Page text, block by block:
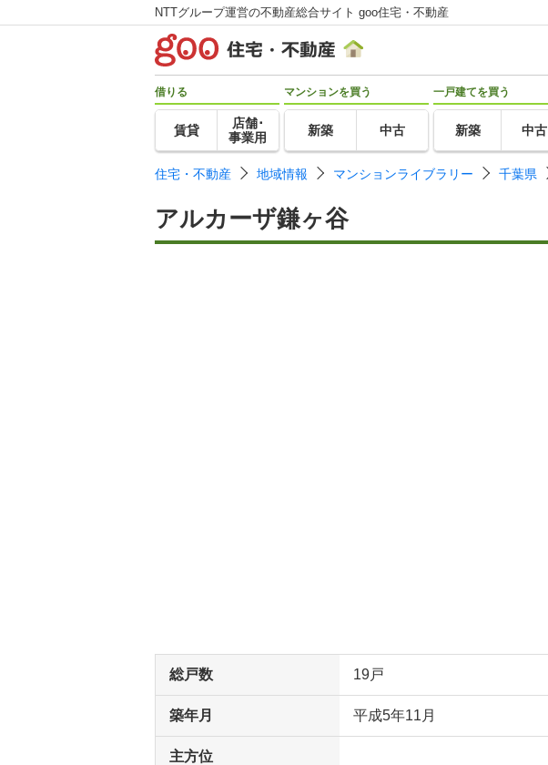
NTTグループ運営の不動産総合サイト goo住宅・不動産
借りる
賃貸
店舗･
事業用
マンションを買う
新築 中古
一戸建てを買う
新築 中古
住宅・不動産 地域情報 マンションライブラリー 千葉県
アルカーザ鎌ヶ谷
総戸数 19戸
築年月 平成5年11月
主方位